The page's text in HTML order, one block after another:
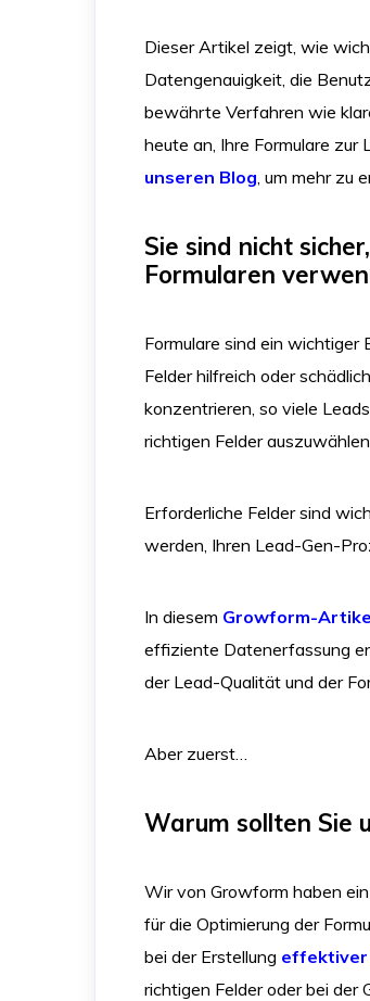
Dieser Artikel zeigt, wie
Datengenauigkeit, die
bewährte Verfahren wie
heute an, Ihre Formulare zur
unseren Blog, um mehr zu
Sie sind nicht
Formularen
Formulare sind ein wichtiger
Felder hilfreich oder
konzentrieren, so viele
richtigen Felder
Erforderliche Felder sind
werden, Ihren Lead-Gen-
In diesem Growform-
effiziente Datenerfassung
der Lead-Qualität und der
Aber zuerst…
Warum sollten Sie
Wir von Growform haben
für die Optimierung der
bei der Erstellung effektiver
richtigen Felder oder bei der